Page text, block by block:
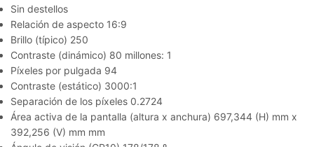
Sin destellos
Relación de aspecto 16:9
Brillo (típico) 250
Contraste (dinámico) 80 millones: 1
Píxeles por pulgada 94
Contraste (estático) 3000:1
Separación de los píxeles 0.2724
Área activa de la pantalla (altura x anchura) 697,344 (H) mm x
392,256 (V) mm mm